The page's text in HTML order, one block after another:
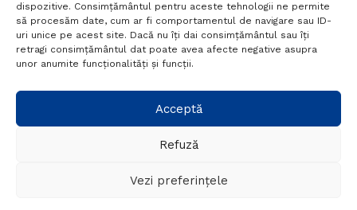
dispozitive. Consimțământul pentru aceste tehnologii ne permite
să procesăm date, cum ar fi comportamentul de navigare sau ID-
uri unice pe acest site. Dacă nu îți dai consimțământul sau îți
retragi consimțământul dat poate avea afecte negative asupra
unor anumite funcționalități și funcții.
Acceptă
Refuză
Vezi preferințele
Termeni si conditii
Politică de confidențialitate
Politica cookies
Setări GDPR
+40 788 760 194